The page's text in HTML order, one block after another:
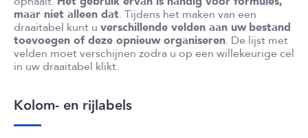
maar niet alleen dat. Tijdens het maken van een
draaitabel kunt u verschillende velden aan uw bestand
toevoegen of deze opnieuw organiseren. De lijst met
velden moet verschijnen zodra u op een willekeurige cel
in uw draaitabel klikt.
Kolom- en rijlabels